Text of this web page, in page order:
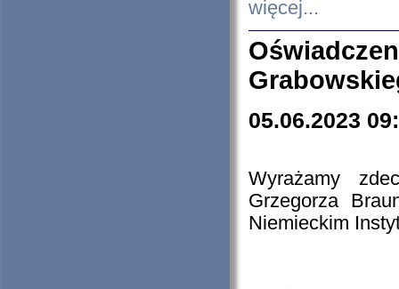
więcej...
05.06.2023
Wyrażamy
Grzegorza
Niemieckim